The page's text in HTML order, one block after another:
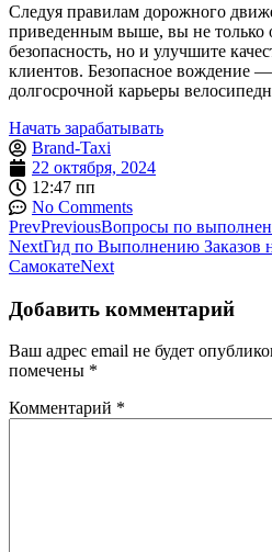
Следуя правилам дорожного
приведенным выше, вы не только
безопасность, но и улучшите
клиентов. Безопасное вождение
долгосрочной карьеры
Начать зарабатывать
Brand-Taxi
22 октября, 2024
12:47 пп
No Comments
PrevPreviousВопросы по
NextГид по Выполнению Заказов
СамокатеNext
Добавить комментарий
Ваш адрес email не будет
помечены *
Комментарий *